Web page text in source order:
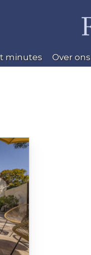
minutes Over ons